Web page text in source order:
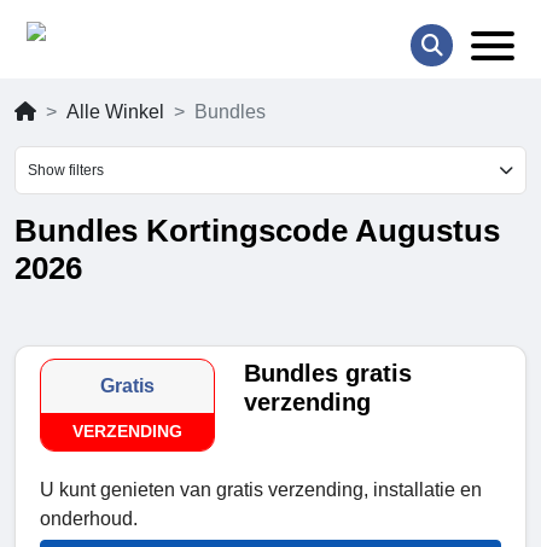
Alle Winkel Bundles
Show filters
Bundles Kortingscode Augustus
2026
Gratis
VERZENDING
Bundles gratis
verzending
U kunt genieten van gratis verzending, installatie en
onderhoud.